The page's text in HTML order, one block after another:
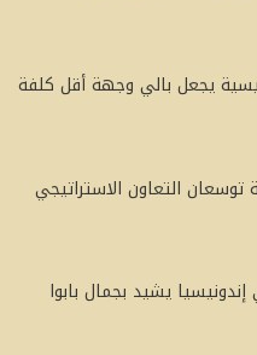
يجعل بالي وجهة أقل كلفة
توسعان التعاون الاستراتيجي
يشيد بجمال بابوا